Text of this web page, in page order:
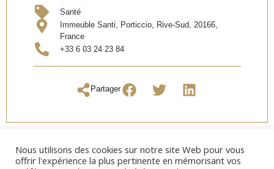
Santé
Immeuble Santi, Porticcio, Rive-Sud, 20166,
France
+33 6 03 24 23 84
Partager
Nous utilisons des cookies sur notre site Web pour vous
offrir l'expérience la plus pertinente en mémorisant vos